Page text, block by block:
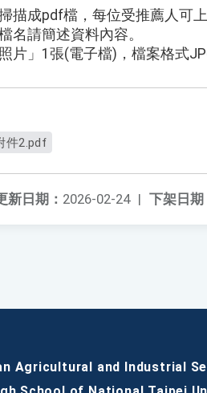
成pdf檔，每位受推薦人可
名請簡述資料內容。
」1張(電子檔)，檔案格式
件2.pdf
下架日期
新日期： 2026-02-24 |
Agricultural and Industrial